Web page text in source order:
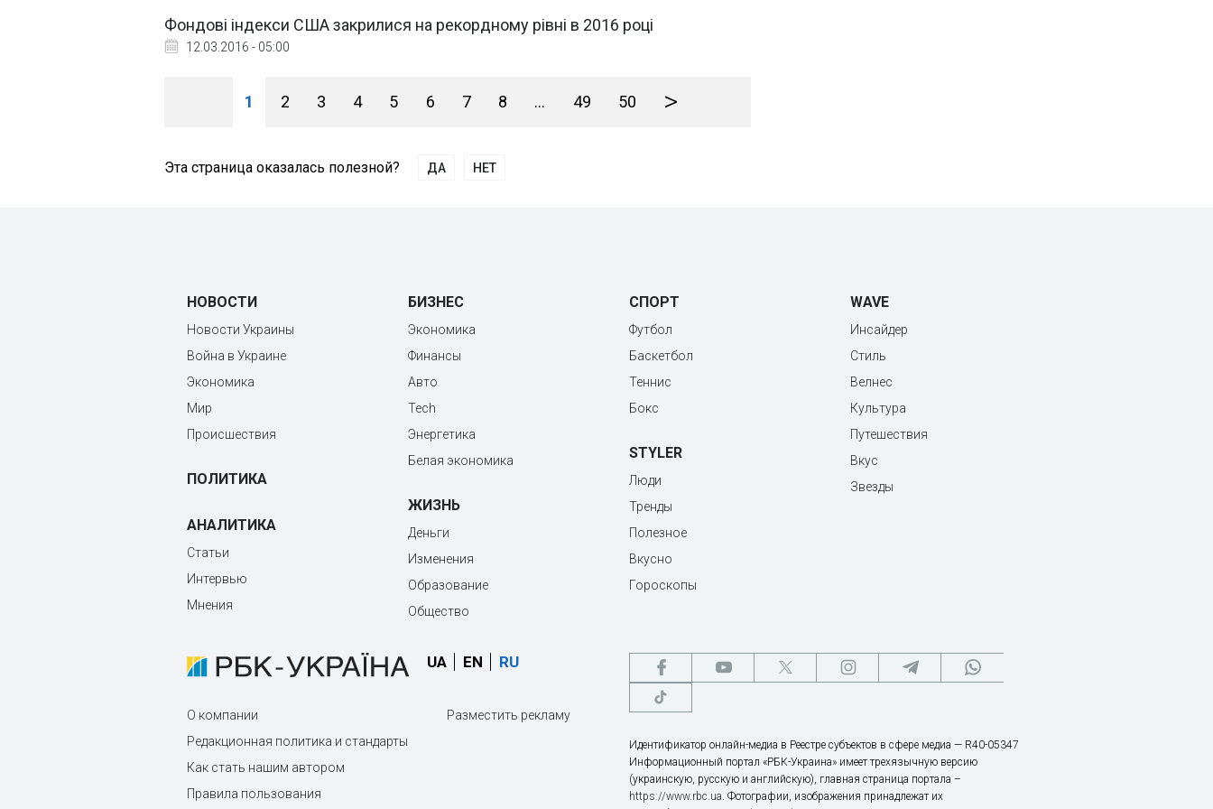
Фондові індекси США закрилися на рекордному рівні в 2016 році
12.03.2016 - 05:00
1 2 3 4 5 6 7 8 ... 49 50 >
Эта страница оказалась полезной? ДА НЕТ
НОВОСТИ
Новости Украины
Война в Украине
Экономика
Мир
Происшествия
ПОЛИТИКА
АНАЛИТИКА
Статьи
Интервью
Мнения
БИЗНЕС
Экономика
Финансы
Авто
Tech
Энергетика
Белая экономика
ЖИЗНЬ
Деньги
Изменения
Образование
Общество
СПОРТ
Футбол
Баскетбол
Теннис
Бокс
STYLER
Люди
Тренды
Полезное
Вкусно
Гороскопы
WAVE
Инсайдер
Стиль
Велнес
Культура
Путешествия
Вкус
Звезды
UA EN RU
О компании
Редакционная политика и стандарты
Как стать нашим автором
Правила пользования
Разместить рекламу
Идентификатор онлайн-медиа в Реестре субъектов в сфере медиа — R40-05347
Информационный портал «РБК-Украина» имеет трехязычную версию
(украинскую, русскую и английскую), главная страница портала –
https://www.rbc.ua. Фотографии, изображения принадлежат их